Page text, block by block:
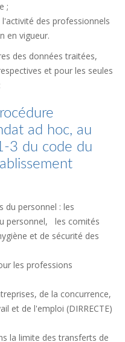
;
des professionnels
en vigueur.
des données traitées,
et pour les seules
ad hoc, au
3 du code du
du personnel : les
personnel, les comités
et de sécurité des
les professions
de la concurrence,
et de l'emploi (DIRRECTE)
la limite des transferts de